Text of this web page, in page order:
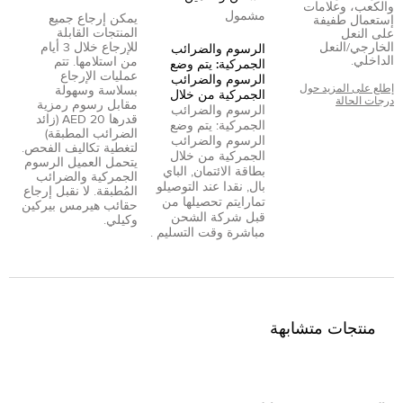
والكعب، وعلامات
إستعمال طفيفة
على النعل
الخارجي/النعل
الداخلي.
إطلع على المزيد حول
درجات الحالة
مشمول
الرسوم والضرائب
الجمركية: يتم وضع
الرسوم والضرائب
الجمركية من خلال
الرسوم والضرائب
الجمركية: يتم وضع
الرسوم والضرائب
الجمركية من خلال
بطاقة الائتمان,
الباي
بال, نقدا عند التوصيلو
تمارا يتم تحصيلها من
قبل شركة الشحن
مباشرة وقت التسليم .
يمكن إرجاع جميع
المنتجات القابلة
للإرجاع خلال 3 أيام
من استلامها. تتم
عمليات الإرجاع
بسلاسة وسهولة
مقابل رسوم رمزية
قدرها 20 AED (زائد
الضرائب المطبقة)
لتغطية تكاليف الفحص.
يتحمل العميل الرسوم
الجمركية والضرائب
المُطبقة. لا نقبل إرجاع
حقائب هيرمس بيركين
وكيلي.
منتجات متشابهة